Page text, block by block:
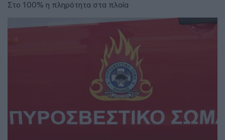
Στο 100% η πληρότητα στα πλοία